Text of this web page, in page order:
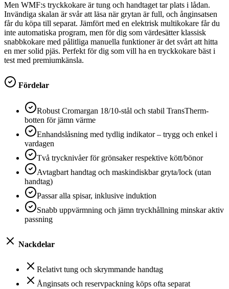
Men WMF:s tryckkokare är tung och handtaget tar plats i lådan.
Invändiga skalan är svår att läsa när grytan är full, och ånginsatsen
får du köpa till separat. Jämfört med en elektrisk multikokare får du
inte automatiska program, men för dig som värdesätter klassisk
snabbkokare med pålitliga manuella funktioner är det svårt att hitta
en mer solid pjäs. Perfekt för dig som vill ha en tryckkokare bäst i
test med premiumkänsla.
Fördelar
Robust Cromargan 18/10-stål och stabil TransTherm-
botten för jämn värme
Enhandslåsning med tydlig indikator – trygg och enkel i
vardagen
Två trycknivåer för grönsaker respektive kött/bönor
Avtagbart handtag och maskindiskbar gryta/lock (utan
handtag)
Passar alla spisar, inklusive induktion
Snabb uppvärmning och jämn tryckhållning minskar aktiv
passning
Nackdelar
Relativt tung och skrymmande handtag
Ånginsats och reservpackning köps ofta separat